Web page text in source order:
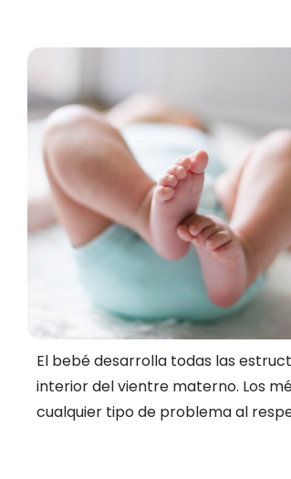
El bebé desarrolla todas las
interior del vientre materno. Los
cualquier tipo de problema al